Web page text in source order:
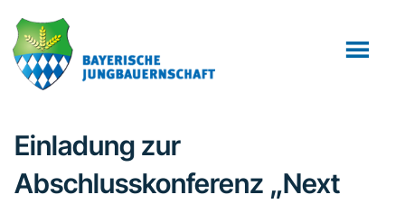
Inhalt
springen
Seitenspalte
springen
Fußzeile
springen
Einladung zur
Abschlusskonferenz „Next